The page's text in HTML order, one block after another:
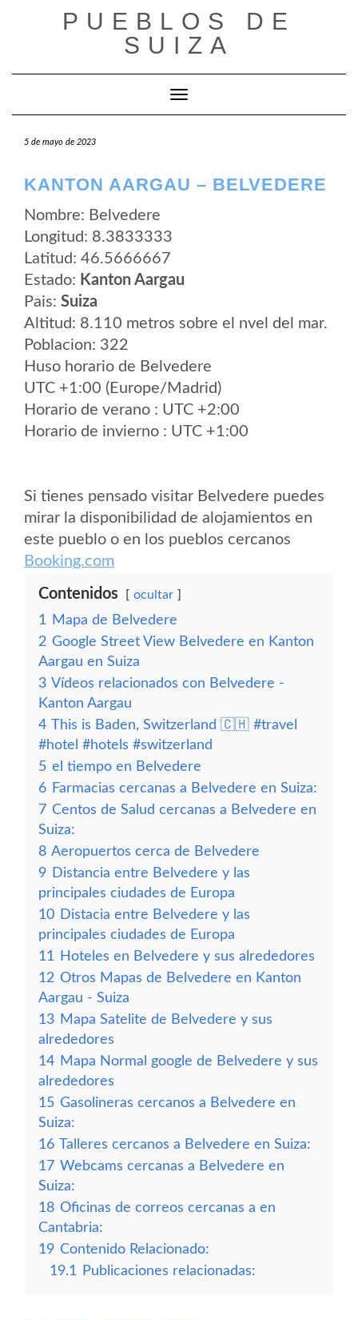
PUEBLOS DE
SUIZA
Cambiar modo de navegación
5 de mayo de 2023
KANTON AARGAU – BELVEDERE
Nombre: Belvedere
Longitud: 8.3833333
Latitud: 46.5666667
Estado: Kanton Aargau
Pais: Suiza
Altitud: 8.110 metros sobre el nvel del mar.
Poblacion: 322
Huso horario de Belvedere
UTC +1:00 (Europe/Madrid)
Horario de verano : UTC +2:00
Horario de invierno : UTC +1:00
Si tienes pensado visitar Belvedere puedes
mirar la disponibilidad de alojamientos en
este pueblo o en los pueblos cercanos
Booking.com
Contenidos ocultar
1
Mapa de Belvedere
2 Google Street View Belvedere en Kanton
Aargau en Suiza
3 Vídeos relacionados con Belvedere -
Kanton Aargau
4 This is Baden, Switzerland 🇨🇭 #travel
#hotel #hotels #switzerland
5 el tiempo en Belvedere
6 Farmacias cercanas a Belvedere en Suiza:
7 Centos de Salud cercanas a Belvedere en
Suiza:
8 Aeropuertos cerca de Belvedere
9 Distancia entre Belvedere y las
principales ciudades de Europa
10 Distacia entre Belvedere y las
principales ciudades de Europa
11
Hoteles en Belvedere y sus alrededores
12 Otros Mapas de Belvedere en Kanton
Aargau - Suiza
13 Mapa Satelite de Belvedere y sus
alrededores
14 Mapa Normal google de Belvedere y sus
alrededores
15 Gasolineras cercanos a Belvedere en
Suiza:
16 Talleres cercanos a Belvedere en Suiza:
17 Webcams cercanas a Belvedere en
Suiza:
18 Oficinas de correos cercanas a en
Cantabria:
19 Contenido Relacionado:
19.1
Publicaciones relacionadas: